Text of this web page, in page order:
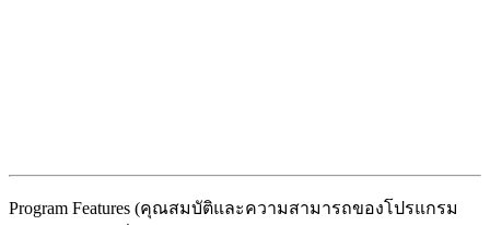
Program Features (คุณสมบัติและความสามารถของโปรแกรม